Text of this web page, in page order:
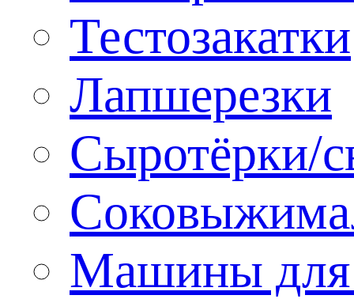
Тестозакатки
Лапшерезки
Сыротёрки/
Машины для